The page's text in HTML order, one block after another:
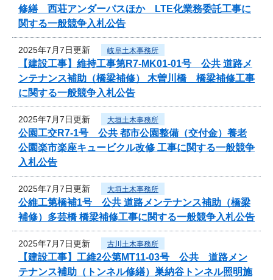
修繕 西荘アンダーパスほか LTE化業務委託工事に
関する一般競争入札公告
2025年7月7日更新 岐阜土木事務所
【建設工事】維持工事第R7-MK01-01号 公共 道路メ
ンテナンス補助（橋梁補修） 木曽川橋 橋梁補修工事
に関する一般競争入札公告
2025年7月7日更新 大垣土木事務所
公園工交R7-1号 公共 都市公園整備（交付金）養老
公園楽市楽座キュービクル改修 工事に関する一般競争
入札公告
2025年7月7日更新 大垣土木事務所
公維工第橋補1号 公共 道路メンテナンス補助（橋梁
補修）多芸橋 橋梁補修工事に関する一般競争入札公告
2025年7月7日更新 古川土木事務所
【建設工事】工維2公第MT11-03号 公共 道路メン
テナンス補助（トンネル修繕）巣納谷トンネル照明施